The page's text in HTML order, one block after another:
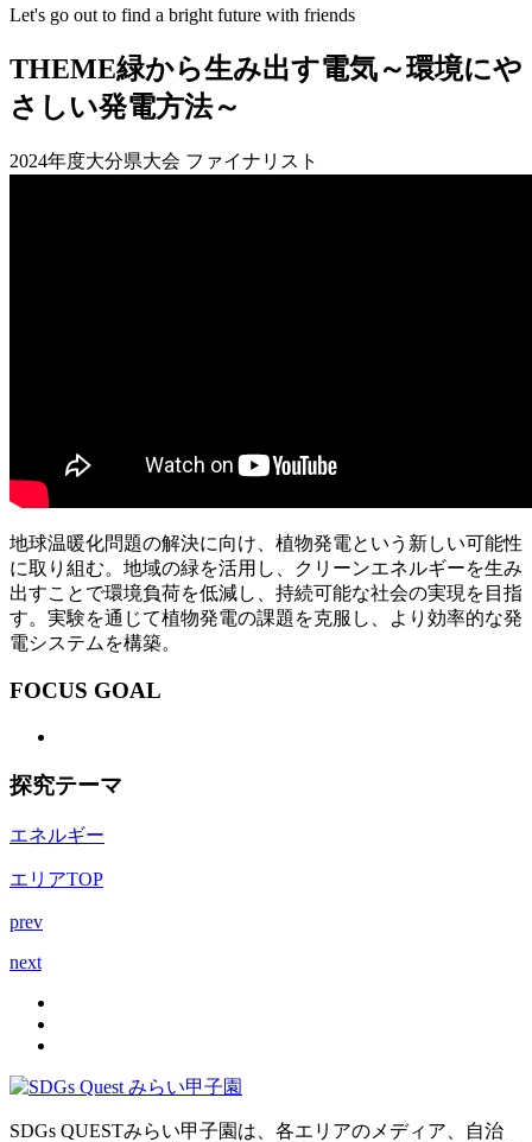
Let's go out to find a bright future with friends
THEME緑から生み出す電気～環境にや
さしい発電方法～
2024年度大分県大会 ファイナリスト
地球温暖化問題の解決に向け、植物発電という新しい可能性
に取り組む。地域の緑を活用し、クリーンエネルギーを生み
出すことで環境負荷を低減し、持続可能な社会の実現を目指
す。実験を通じて植物発電の課題を克服し、より効率的な発
電システムを構築。
FOCUS GOAL
探究テーマ
エネルギー
エリアTOP
prev
next
SDGs QUESTみらい甲子園は、各エリアのメディア、自治